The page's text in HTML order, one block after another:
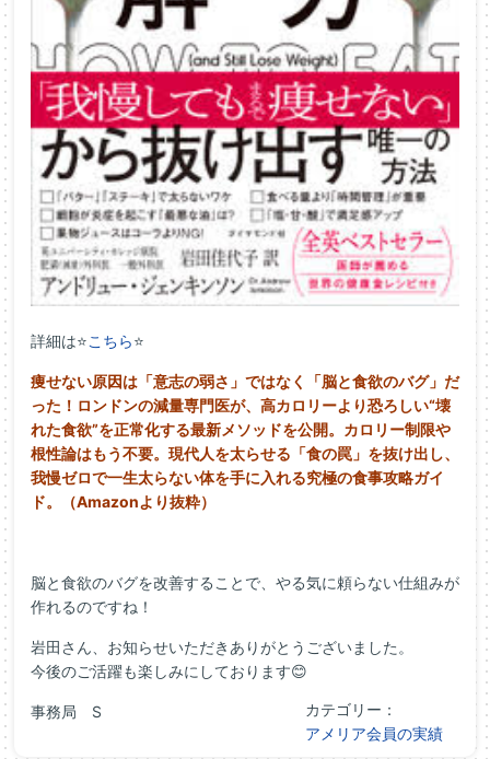
詳細は⭐こちら⭐
痩せない原因は「意志の弱さ」ではなく「脳と食欲のバグ」だ
った！ロンドンの減量専門医が、高カロリーより恐ろしい“壊
れた食欲”を正常化する最新メソッドを公開。カロリー制限や
根性論はもう不要。現代人を太らせる「食の罠」を抜け出し、
我慢ゼロで一生太らない体を手に入れる究極の食事攻略ガイ
ド。（Amazonより抜粋）
脳と食欲のバグを改善することで、やる気に頼らない仕組みが
作れるのですね！
岩田さん、お知らせいただきありがとうございました。
今後のご活躍も楽しみにしております😊
事務局 S
カテゴリー：
アメリア会員の実績